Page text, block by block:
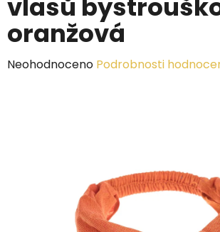
vlasů
oranžová
Průměrné
Neohodnoceno Podrobnosti